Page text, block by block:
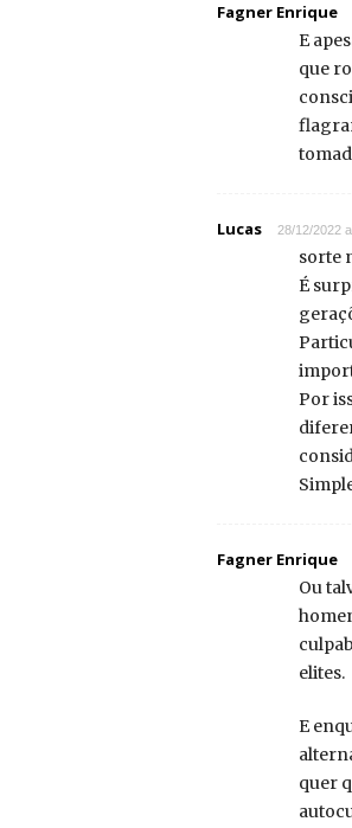
Fagner Enrique
E
que
Lucas 28/12/2022
sorte
É
Por
Fagner Enrique
Ou
elites.
E
quer